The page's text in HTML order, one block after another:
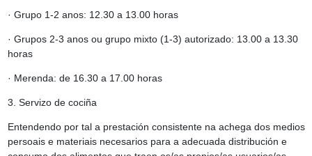
· Grupo 1-2 anos: 12.30 a 13.00 horas
· Grupos 2-3 anos ou grupo mixto (1-3) autorizado: 13.00 a 13.30
horas
· Merenda: de 16.30 a 17.00 horas
3. Servizo de cociña
Entendendo por tal a prestación consistente na achega dos medios
persoais e materiais necesarios para a adecuada distribución e